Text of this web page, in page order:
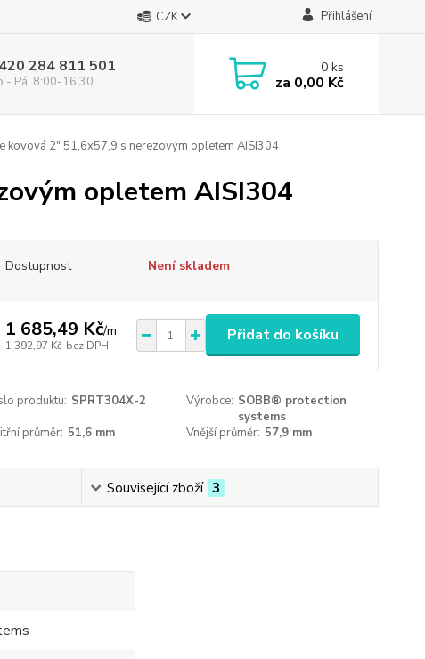
CZK Přihlášení
284 811 501
- Pá, 8:00-16:30
0ks
za 0,00 Kč
kovová 2" 51,6x57,9 s nerezovým opletem AISI304
opletem AISI304
Dostupnost Není skladem
1 685,49 Kč/m
1 392,97 Kč bez DPH
Přidat do košíku
produktu: SPRT304X-2 Výrobce: SOBB® protection
systems
průměr: 51,6 mm Vnější průměr: 57,9 mm
Související zboží 3